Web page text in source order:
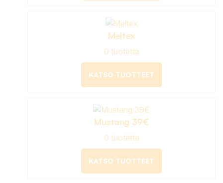
Meltex
0 tuotetta
KATSO TUOTTEET
Mustang 39€
0 tuotetta
KATSO TUOTTEET